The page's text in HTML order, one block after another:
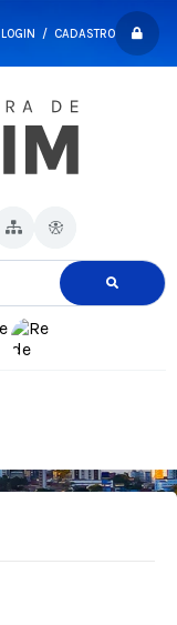
LOGIN / CADASTRO